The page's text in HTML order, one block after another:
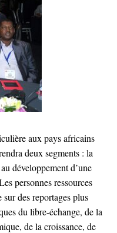
aux pays africains
deux segments : la
développement d’une
personnes ressources
des reportages plus
du libre-échange, de la
de la croissance, de